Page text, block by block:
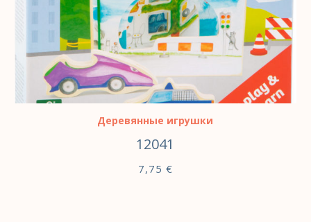
В КОРЗИНУ
Деревянные игрушки
12041
7,75 €